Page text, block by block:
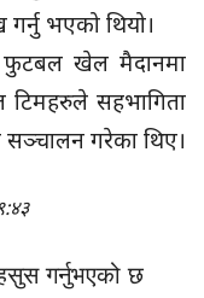
भएको थियो।
फुटबल खेल मैदानमा
टिमहरुले सहभागिता
सञ्चालन गरेका थिए।
गर्नुभएको छ